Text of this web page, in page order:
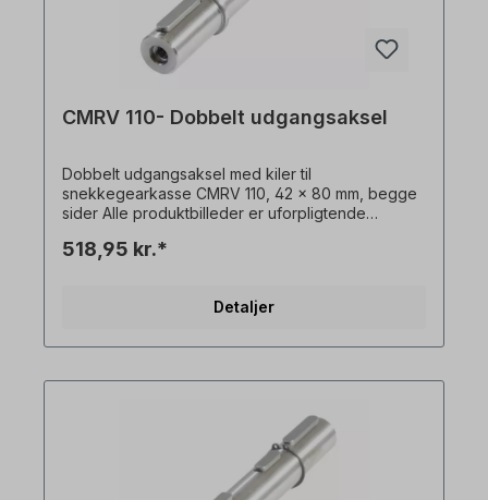
CMRV 110- Dobbelt udgangsaksel
Dobbelt udgangsaksel med kiler til
snekkegearkasse CMRV 110, 42 x 80 mm, begge
sider Alle produktbilleder er uforpligtende
ændringer.
518,95 kr.*
Detaljer